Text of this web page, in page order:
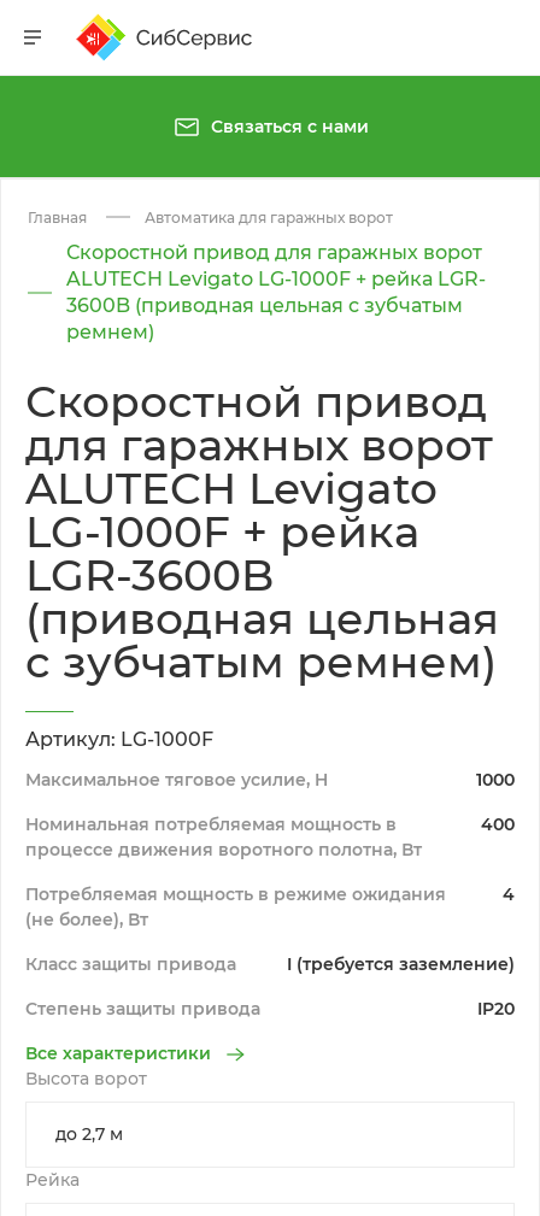
Связаться с нами
Главная Автоматика для гаражных ворот
Скоростной привод для гаражных ворот
ALUTECH Levigato LG-1000F + рейка LGR-
3600B (приводная цельная с зубчатым
ремнем)
Скоростной привод
для гаражных ворот
ALUTECH Levigato
LG-1000F + рейка
LGR-3600B
(приводная цельная
с зубчатым ремнем)
Артикул: LG-1000F
Максимальное тяговое усилие, H 1000
Номинальная потребляемая мощность в
процессе движения воротного полотна, Вт
400
Потребляемая мощность в режиме ожидания
(не более), Вт
4
Класс защиты привода I (требуется заземление)
Степень защиты привода IP20
Все характеристики
Высота ворот
Рейка